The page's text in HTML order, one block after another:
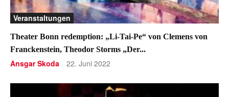
Veranstaltungen
Theater Bonn redemption: „Li-Tai-Pe“ von Clemens von
Franckenstein, Theodor Storms „Der...
Ansgar Skoda - 22. Juni 2022